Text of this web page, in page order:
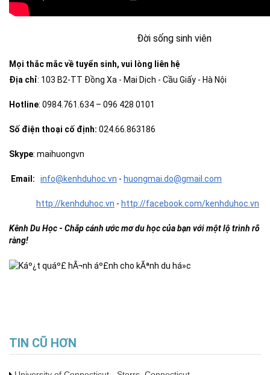
Đời sống sinh viên
Mọi thắc mắc về tuyển sinh, vui lòng liên hệ
Địa chỉ: 103 B2-TT Đồng Xa - Mai Dịch - Cầu Giấy - Hà Nội
Hotline: 0984.761.634 – 096 428 0101
Số điện thoại cố định: 024.66.863186
Skype: maihuongvn
Email: info@kenhduhoc.vn - huongmai .do@gmail.com
http://kenhduhoc.vn - http://facebook.com/kenhduhoc.vn
Kênh Du Học - Chắp cánh ước mơ du học của bạn với một lộ trình rõ
ràng!
TIN CŨ HƠN